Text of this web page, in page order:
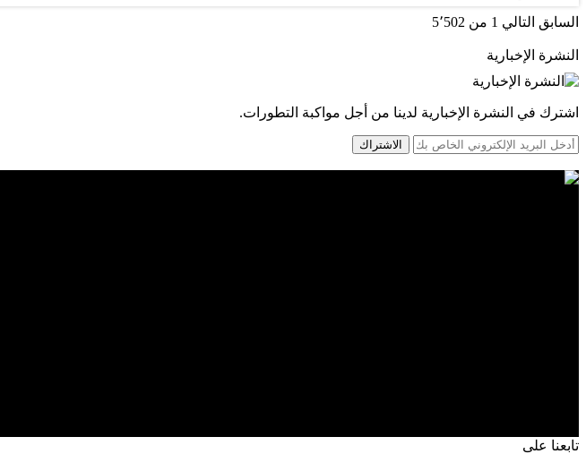
السابق التالي 1 من 5٬502
النشرة الإخبارية
اشترك في النشرة الإخبارية لدينا من أجل مواكبة التطورات.
الاشتراك
تابعنا على